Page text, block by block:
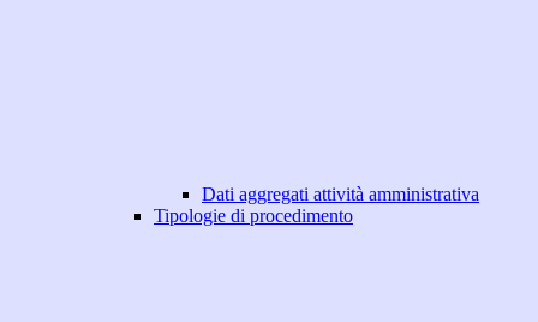
Dati aggregati attività amministrativa
Tipologie di procedimento